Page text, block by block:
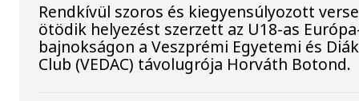
Rendkívül szoros és kiegyensúlyozott
ötödik helyezést szerzett az U18-as
bajnokságon a Veszprémi Egyetemi és
Club (VEDAC) távolugrója Horváth Botond.